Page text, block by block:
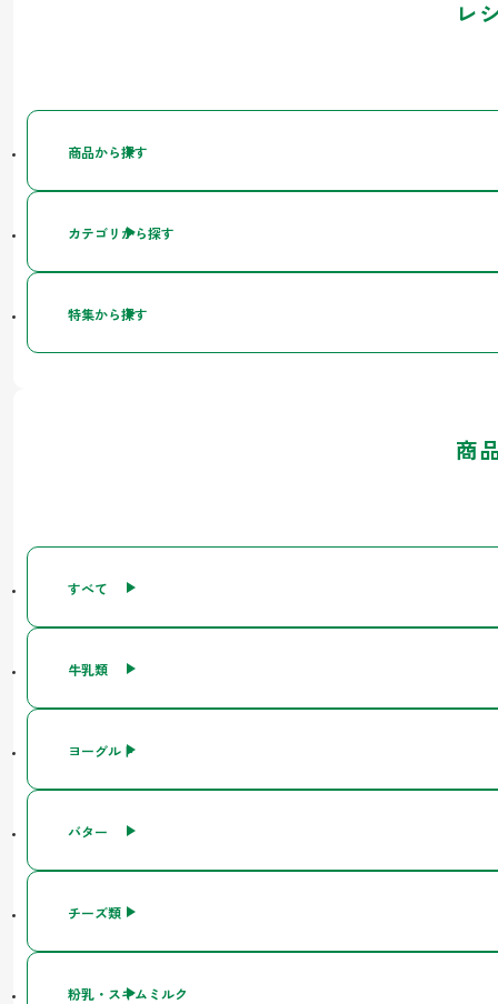
レ
商品から探す
カテゴリから探す
特集から探す
商
すべて
牛乳類
ヨーグルト
バター
チーズ類
粉乳・スキムミルク